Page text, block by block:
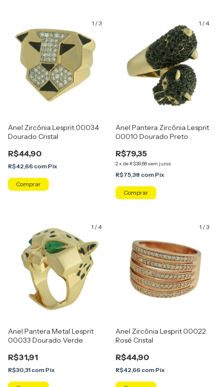
1 /3
Anel Zircônia Lesprit 00034
Dourado Cristal
R$44,90
R$42,66 com Pix
Comprar
1 /4
Anel Pantera Zircônia Lesprit
00010 Dourado Preto
R$79,35
2x de R$39,68 sem juros
R$75,38 com Pix
Comprar
1 /4
Anel Pantera Metal Lesprit
00033 Dourado Verde
R$31,91
R$30,31 com Pix
1 /3
Anel Zircônia Lesprit 00022
Rosé Cristal
R$44,90
R$42,66 com Pix